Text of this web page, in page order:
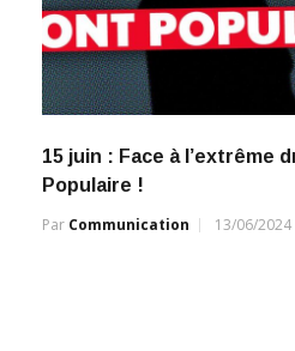
15 juin : Face à l’extrême
Populaire !
Par Communication 13/06/2024